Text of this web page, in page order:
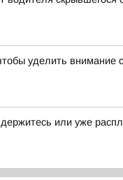
уделить внимание
или уже